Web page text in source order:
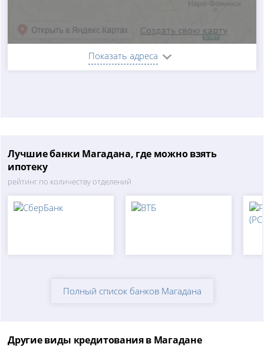
Показать адреса
Лучшие банки Магадана, где можно взять
ипотеку
рейтинг по количеству отделений
Полный список банков Магадана
Другие виды кредитования в Магадане